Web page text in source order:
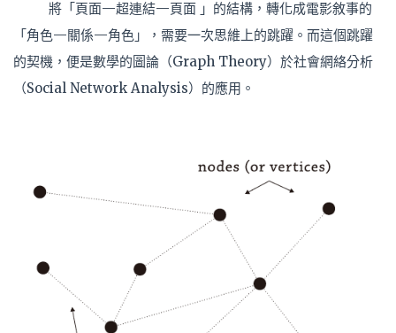
將「頁面—超連結—頁面 」的結構，轉化成電影敘事的
「角色—關係—角色」，需要一次思維上的跳躍。而這個跳躍
的契機，便是數學的圖論（Graph Theory）於社會網絡分析
（Social Network Analysis）的應用。